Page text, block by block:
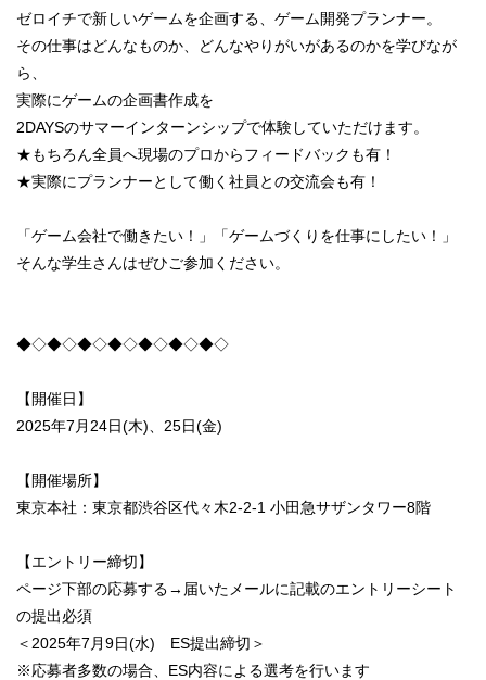
ゼロイチで新しいゲームを企画する、ゲーム開発プランナー。
その仕事はどんなものか、どんなやりがいがあるのかを学びなが
ら、
実際にゲームの企画書作成を
2DAYSのサマーインターンシップで体験していただけます。
★もちろん全員へ現場のプロからフィードバックも有！
★実際にプランナーとして働く社員との交流会も有！
「ゲーム会社で働きたい！」「ゲームづくりを仕事にしたい！」
そんな学生さんはぜひご参加ください。
◆◇◆◇◆◇◆◇◆◇◆◇◆◇
【開催日】
2025年7月24日(木)、25日(金)
【開催場所】
東京本社：東京都渋谷区代々木2-2-1 小田急サザンタワー8階
【エントリー締切】
ページ下部の応募する→届いたメールに記載のエントリーシート
の提出必須
＜2025年7月9日(水) ES提出締切＞
※応募者多数の場合、ES内容による選考を行います